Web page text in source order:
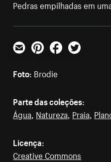
Pedras empilhadas em
E-mailPinterestFacebookTwitter
Foto: Brodie
Parte das coleções:
Água, Natureza, Praia,
Licença:
Creative Commons